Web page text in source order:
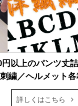
円以上のパンツ丈
繍／ヘルメット
詳しくはこちら